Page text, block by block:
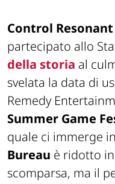
Control Resonant
partecipato allo
della storia al
svelata la data di
Remedy
Summer Game
quale ci immerge
Bureau è ridotto
scomparsa, ma il